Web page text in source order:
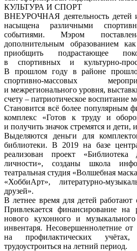
КУЛЬТУРА И СПОРТ
ВНЕУРОЧНАЯ деятельность детей
насыщена различными
событиями. Мэром
дополнительным образованием
приобщить подрастающее
в спортивных и культурно-
В прошлом году в районе
спортивно-массовых
и межрегионального уровня,
счету – патриотическое воспитание
Становится всё более популярным
комплекс «Готов к труду и
и получить значок стремятся и дети,
Выделяются деньги для
библиотеки. В 2019 на базе
реализован проект «Библиотека
личности», созданы школа
театральная студия «Волшебная
«ХоббиАрт», литературно-
друзей».
В летнее время для детей работают
Привлекается финансирование на
нового кухонного и
инвентаря. Несовершеннолетние
на профилактических
трудоустроиться на летний период.